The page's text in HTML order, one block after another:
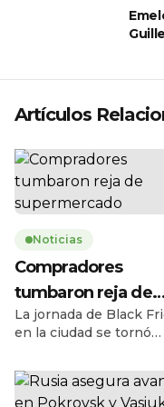
Artículos
Noticias
Compradores
tumbaron reja de
supermercado
La jornada de Black
en la ciudad se tornó
jueves 27 de
cuando una multitud